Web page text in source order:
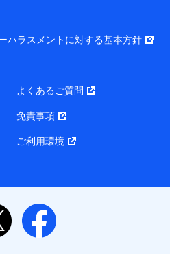
ビスのご利用に関する情報。例
ト利用履歴などが含まれます。
モ・フィナンシャルグループが
式会社NTTドコモ・フィナンシ
行動に関する情報、アプリケー
モ・フィナンシャルグループが
関して取得し、又は保有する情
時、資料請求受付時又はユーザ
ハラスメントに対する基本方針
よくあるご質問
免責事項
ご利用環境